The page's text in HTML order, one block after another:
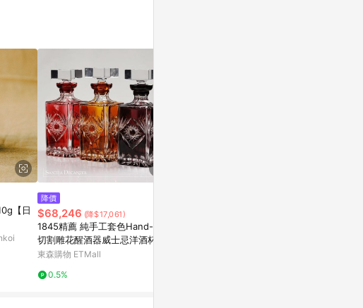
APP 並完成訂單，不
【日
降價
$68,246 (降$17,061)
1845精薦 純手工套色Hand-cut
切割雕花醒酒器威士忌洋酒杯瓶
套裝
東森購物 ETMall
0.5%